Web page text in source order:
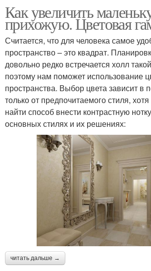
Как увеличить
прихожую. Цветовая
Считается, что для человека самое
пространство – это квадрат.
довольно редко встречается холл
поэтому нам поможет использование
пространства. Выбор цвета зависит в
только от предпочитаемого стиля,
найти способ внести контрастную
основных стилях и их решениях:
читать дальше →